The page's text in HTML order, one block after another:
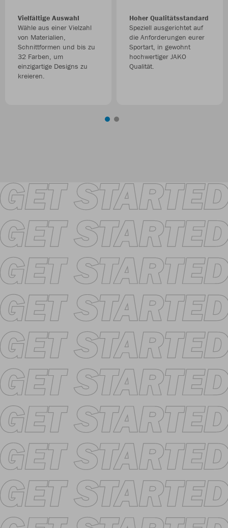
Vielfältige Auswahl
Wähle aus einer Vielzahl
von Materialien,
Schnittformen und bis zu
32 Farben, um
einzigartige Designs zu
kreieren.
Hoher Qualitätsstandard
Speziell ausgerichtet auf
die Anforderungen eurer
Sportart, in gewohnt
hochwertiger JAKO
Qualität.